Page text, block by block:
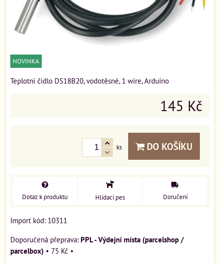
NOVINKA
Teplotní čidlo DS18B20, vodotěsné, 1 wire, Arduino
145 Kč
ks DO KOŠÍKU
Dotaz k produktu Hlídací pes Doručení
Import kód: 10311
PPL - Výdejní místa (parcelshop /
parcelbox) • 75 Kč •